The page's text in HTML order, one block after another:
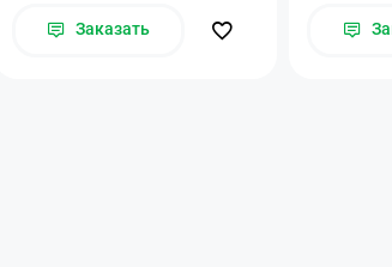
Заказать